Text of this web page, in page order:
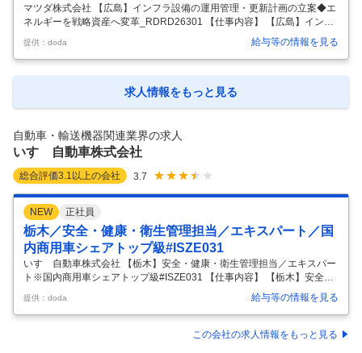
マツダ株式会社 【広島】インフラ設備の運用管理・更新計画の立案◆エ
ネルギーを戦略資産へ変革_RDRD26301 【仕事内容】 【広島】インフ
ラ設備の運用管理・更新計画の立案◆エネルギーを戦略資産へ変革_RD
RD26301 【具体的な仕事内容】 ～事業所全体のエネルギーに関わるや
りがい／年間休日121日／U・Iターン歓迎（各種支援あり）～ ■ミッシ
ョン： 「エネルギーを「消費する対象」から「戦略資産」へと変革す
る。」 既存の枠組みにとらわれず、技術とデータを基に意思決定をリー
提供：doda 給与等の情報を見る
求人情報をもっと見る
自動車・輸送機器関連業界の求人
いすゞ自動車株式会社
総合評価3.1 以上の会社 3.7
NEW 正社員
栃木／安全・健康・衛生管理担当／エキスパート／国
内商用車シェアトップ級#ISZE031
いすゞ自動車株式会社 【栃木】安全・健康・衛生管理担当／エキスパー
ト※国内商用車シェアトップ級#ISZE031 【仕事内容】 【栃木】安全・
健康・衛生管理担当／エキスパート※国内商用車シェアトップ級#ISZE0
31 【具体的な仕事内容】 ■ミッション： いすゞグループ職場の本質安全
化、労働災害の未然防止、安全衛生管理状況のモニタリング、安全文
化・風土の浸透、教育・啓発活動を推進するための各種施策を立案・実
提供：doda 給与等の情報を見る
この会社の求人情報をもっと見る